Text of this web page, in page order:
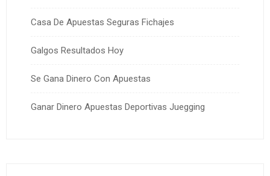
Casa De Apuestas Seguras Fichajes
Galgos Resultados Hoy
Se Gana Dinero Con Apuestas
Ganar Dinero Apuestas Deportivas Juegging